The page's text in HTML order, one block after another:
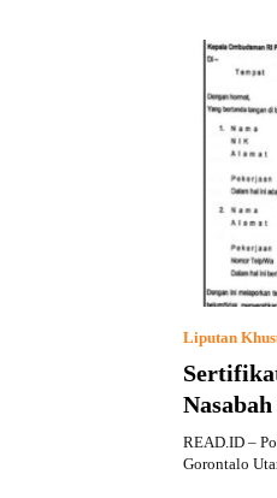
Liputan
READ.ID –
Gorontalo